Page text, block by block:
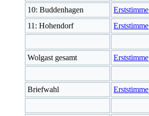
10: Buddenhagen Erststimme
11: Hohendorf
Erststimme
Wolgast gesamt Erststimme
Briefwahl Erststimme